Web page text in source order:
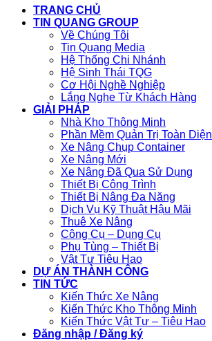
TRANG CHỦ
TIN QUANG GROUP
Về Chúng Tôi
Tin Quang Media
Hệ Thống Chi Nhánh
Hệ Sinh Thái TQG
Cơ Hội Nghề Nghiệp
Lắng Nghe Từ Khách Hàng
GIẢI PHÁP
Nhà Kho Thông Minh
Phần Mềm Quản Trị Toàn Diện
Xe Nâng Chụp Container
Xe Nâng Mới
Xe Nâng Đã Qua Sử Dụng
Thiết Bị Công Trình
Thiết Bị Nâng Đa Năng
Dịch Vụ Kỹ Thuật Hậu Mãi
Thuê Xe Nâng
Công Cụ – Dụng Cụ
Phụ Tùng – Thiết Bị
Vật Tư Tiêu Hao
DỰ ÁN THÀNH CÔNG
TIN TỨC
Kiến Thức Xe Nâng
Kiến Thức Kho Thông Minh
Kiến Thức Vật Tư – Tiêu Hao
Đăng nhập / Đăng ký